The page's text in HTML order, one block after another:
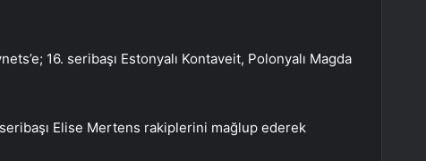
16. seribaşı Estonyalı Kontaveit, Polonyalı Magda
Elise Mertens rakiplerini mağlup ederek